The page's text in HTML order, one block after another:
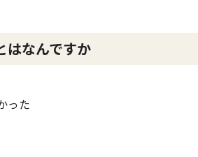
はなんですか
った